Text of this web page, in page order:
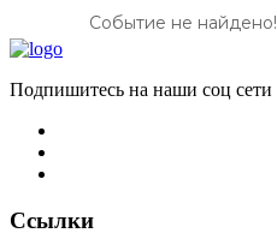
Событие не найдено!
Подпишитесь на наши соц сети
Ссылки